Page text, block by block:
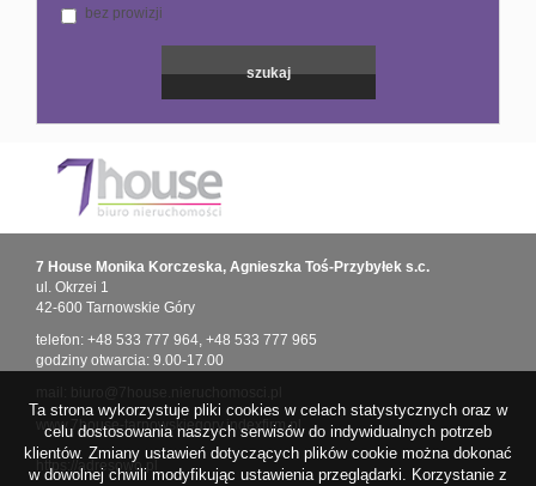
bez prowizji
7 House Monika Korczeska, Agnieszka Toś-Przybyłek s.c.
ul. Okrzei 1
42-600 Tarnowskie Góry
telefon: +48 533 777 964, +48 533 777 965
godziny otwarcia: 9.00-17.00
www.7house-tarnowskiegory.indexfirm.pl
https://adresowo.pl
Ta strona wykorzystuje pliki cookies w celach statystycznych oraz w
celu dostosowania naszych serwisów do indywidualnych potrzeb
klientów. Zmiany ustawień dotyczących plików cookie można dokonać
w dowolnej chwili modyfikując ustawienia przeglądarki. Korzystanie z